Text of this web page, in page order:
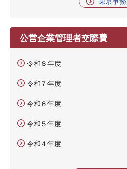
公営企業管理者交際費
令和８年度
令和７年度
令和６年度
令和５年度
令和４年度